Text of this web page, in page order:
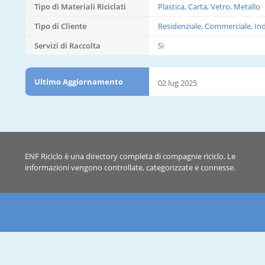
Tipo di Materiali Riciclati
Plastica, Carta, Vetro, Metallo
Tipo di Cliente
Residenziale, Commerciale,
Servizi di Raccolta
Si
Ultimo Aggiornamento 02 lug 2025
ENF Riciclo è una directory completa di compagnie riciclo. Le
informazioni vengono controllate, categorizzate e connesse.